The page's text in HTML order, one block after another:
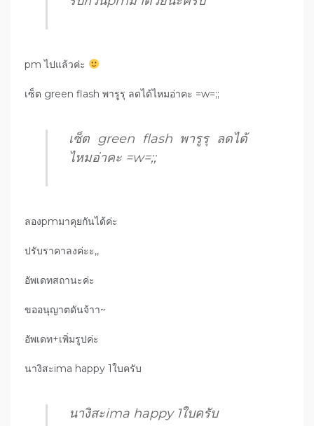
pm ไปแล้วค่ะ
เซ็ต green flash พารูรุ ลดได้ไหมอ่าคะ =w=;;
เซ็ต green flash พารูรุ ลดได้
ไหมอ่าคะ =w=;;
ลองpmมาคุยกันได้ค่ะ
ปรับราคาลงค่ะะ,,
อัพเดทสถานะค่ะ
ขออนุญาตดันจ้าา~
อัพเดท+เพิ่มรูปค่ะ
นางิสะima happy 1ใบครับ
นางิสะima happy 1ใบครับ